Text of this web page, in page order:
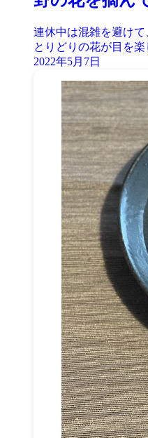
連休中は混雑を避け
とりどりの花が目を
2022年5月7日